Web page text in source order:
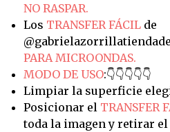
NO RASPAR.
Los TRANSFER FÁCILde
PARA MICROONDAS.
MODO DE USO:👇👇👇👇👇
Limpiar la superficie
Posicionar el TRANSFER
toda la imagen y retirar